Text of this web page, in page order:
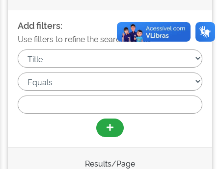
Add filters:
Use filters to refine the search results.
Results/Page